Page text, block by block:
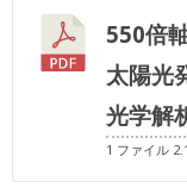
550倍
太陽光
光学解
1 ファイル